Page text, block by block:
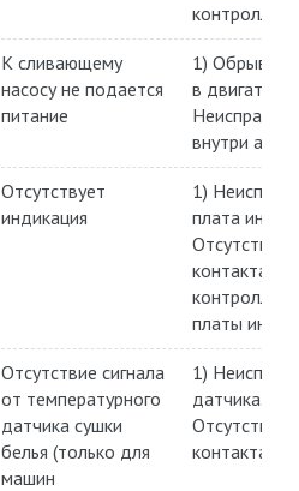
К сливающему
насосу не подается
питание
1) Обрыв
в
внутри
Отсутствует
индикация
1)
плата
Отсутствие
контакта
платы
Отсутствие сигнала
от температурного
датчика сушки
белья (только для
машин
1)
датчика. 2)
Отсутствие
контакта.